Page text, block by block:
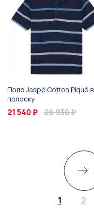
Поло Jaspé Cotton Piqué в
полоску
21 540 ₽ 26 930 ₽
1 2